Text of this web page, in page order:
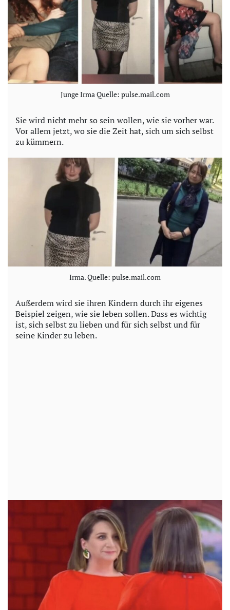
Junge Irma Quelle: pulse.mail.com
Sie wird nicht mehr so sein wollen, wie sie vorher war.
Vor allem jetzt, wo sie die Zeit hat, sich um sich selbst
zu kümmern.
Irma. Quelle: pulse.mail.com
Außerdem wird sie ihren Kindern durch ihr eigenes
Beispiel zeigen, wie sie leben sollen. Dass es wichtig
ist, sich selbst zu lieben und für sich selbst und für
seine Kinder zu leben.